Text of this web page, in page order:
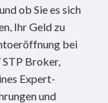
ob Sie es sich
Ihr Geld zu
bei
Broker,
Expert-
und